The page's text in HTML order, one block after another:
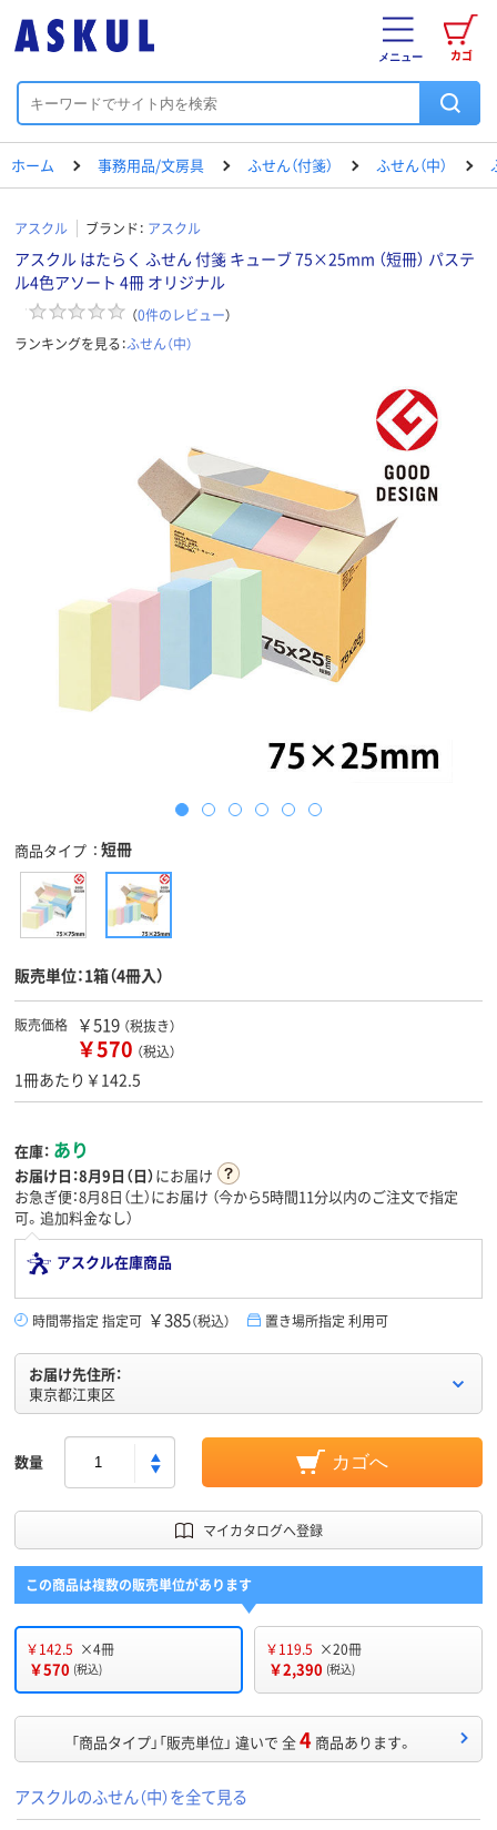
カゴ
メニュー
ホーム 事務用品/文房具 ふせん（付箋） ふせん（中）
アスクル ブランド： アスクル
アスクル はたらく ふせん 付箋 キューブ 75×25mm （短冊） パステ
ル4色アソート 4冊 オリジナル
（0件のレビュー）
ランキングを見る：ふせん（中）
商品タイプ 短冊
販売単位：1箱（4冊入）
販売価格 ￥519 （税抜き）
￥570 （税込）
1冊あたり￥142.5
在庫： あり
お届け日：8月9日（日）にお届け
お急ぎ便：8月8日（土）にお届け （今から5時間11分以内のご注文で指定
可。追加料金なし）
アスクル在庫商品
時間帯指定 指定可 ￥385（税込） 置き場所指定 利用可
お届け先住所：
東京都江東区
数量 カゴへ
マイカタログへ登録
この商品は複数の販売単位があります
￥142.5 ×4冊
￥570 (税込)
￥119.5 ×20冊
￥2,390 (税込)
「商品タイプ」「販売単位」 違いで 全4 商品あります。
アスクルのふせん（中）を全て見る